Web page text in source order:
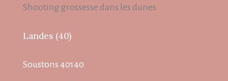
Shooting grossesse dans les dunes
Landes (40)
Soustons 40140